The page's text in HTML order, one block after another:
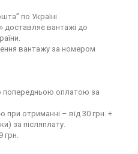
по Україні
доставляє вантажі до
вантажу за номером
попередньою оплатою за
при отриманні – від 30 грн. +
за післяплату.
грн.